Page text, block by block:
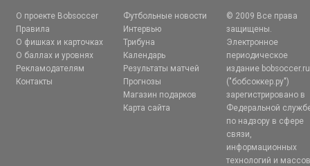
О проекте Bobsoccer
Правила
О фишках и карточках
О баллах и уровнях
Рекламодателям
Контакты
Футбольные новости
Интервью
Трибуна
Календарь
Результаты матчей
Прогнозы
Магазин подарков
Карта сайта
© 2009 Все права
защищены.
Электронное
периодическое
издание bobsoccer.ru
("бобсоккер.ру")
зарегистрировано в
Федеральной
по надзору в сфере
связи,
информационных
технологий и